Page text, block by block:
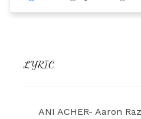
LYRIC
ANI ACHER- Aaron